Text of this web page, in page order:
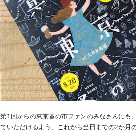
第1回からの東京蚤の市ファンのみなさんにも
ていただけるよう、これから当日までの2か月